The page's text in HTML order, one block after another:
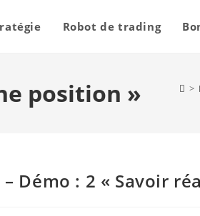
Robot de trading
position » >
– Démo : 2 « Savoir